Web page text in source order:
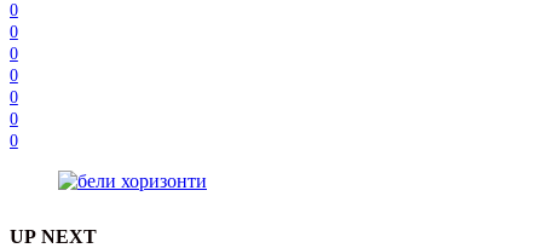
0
0
0
0
0
0
0
UP NEXT